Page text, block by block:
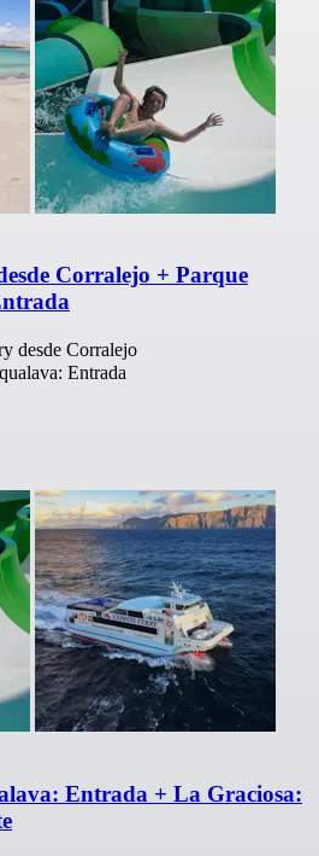
Corralejo + Parque
desde Corralejo
Entrada
Entrada + La Graciosa: